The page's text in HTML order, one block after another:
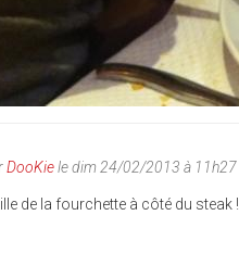
DooKiele dim 24/02/2013 à 11h27
de la fourchette à côté du steak !